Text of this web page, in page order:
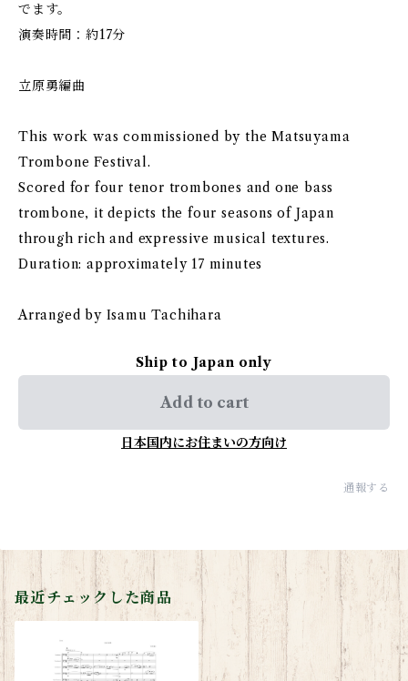
でます。
演奏時間：約17分
立原勇編曲
This work was commissioned by the Matsuyama
Trombone Festival.
Scored for four tenor trombones and one bass
trombone, it depicts the four seasons of Japan
through rich and expressive musical textures.
Duration: approximately 17 minutes
Arranged by Isamu Tachihara
Ship to Japan only
Add to cart
日本国内にお住まいの方向け
通報する
最近チェックした商品